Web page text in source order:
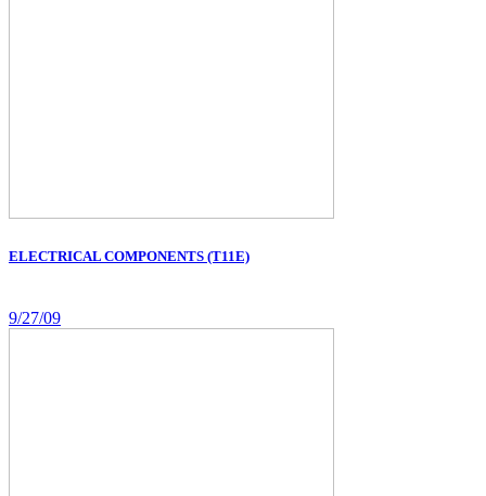
ELECTRICAL COMPONENTS (T11E)
9/27/09